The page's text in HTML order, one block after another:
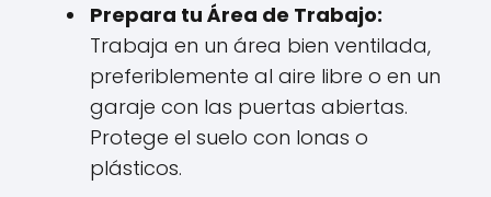
Prepara tu Área de Trabajo:
Trabaja en un área bien ventilada,
preferiblemente al aire libre o en un
garaje con las puertas abiertas.
Protege el suelo con lonas o
plásticos.